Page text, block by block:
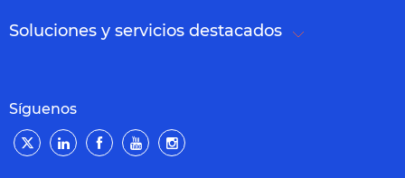
Soluciones y servicios destacados
Síguenos